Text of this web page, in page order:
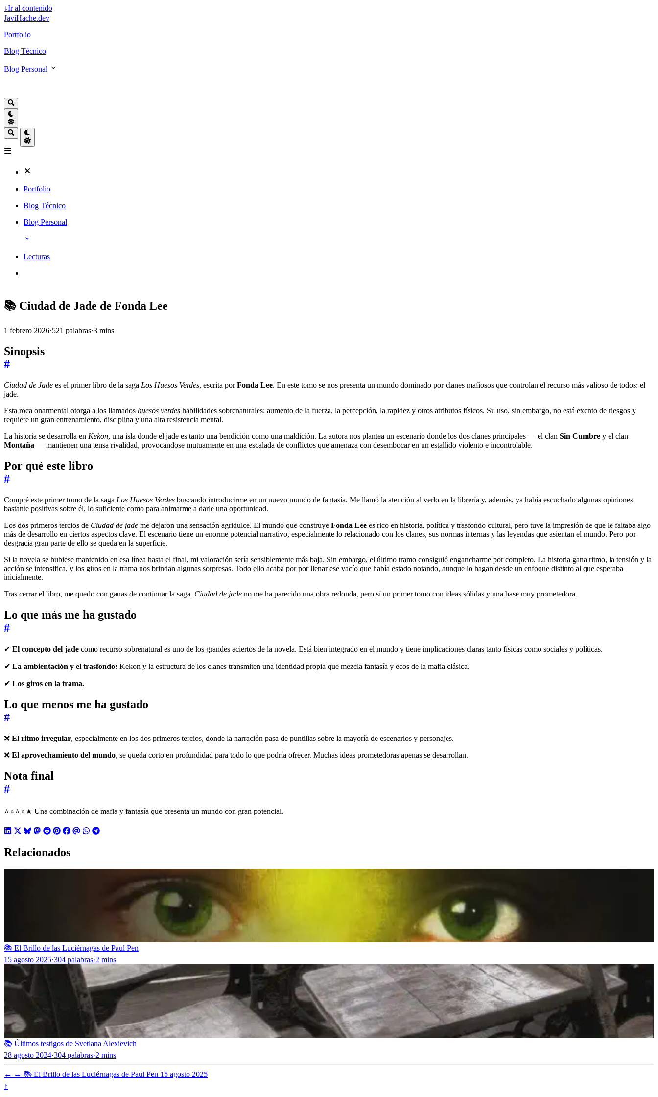
↓Ir al contenido
JaviHache.dev
Portfolio
Blog Técnico
Blog Personal
Portfolio
Blog Técnico
Blog Personal
Lecturas
📚 Ciudad de Jade de Fonda Lee
1 febrero 2026·521 palabras·3 mins
Sinopsis
#
Ciudad de Jade es el primer libro de la saga Los Huesos Verdes, escrita porFonda Lee. En este tomo se nos presenta un mundo dominado por clanes mafiosos que controlan el recurso más valioso de todos: el
jade.
Esta roca onarmental otorga a los llamados huesos verdes habilidades sobrenaturales: aumento de la fuerza, la percepción, la rapidez y otros atributos físicos. Su uso, sin embargo, no está exento de riesgos y
requiere un gran entrenamiento, disciplina y una alta resistencia mental.
La historia se desarrolla en Kekon, una isla donde el jade es tanto una bendición como una maldición. La autora nos plantea un escenario donde los dos clanes principales — el clan Sin Cumbre y el clan
Montaña — mantienen una tensa rivalidad, provocándose mutuamente en una escalada de conflictos que amenaza con desembocar en un estallido violento e incontrolable.
Por qué este libro
#
Compré este primer tomo de la saga Los Huesos Verdes buscando introducirme en un nuevo mundo de fantasía. Me llamó la atención al verlo en la librería y, además, ya había escuchado algunas opiniones
bastante positivas sobre él, lo suficiente como para animarme a darle una oportunidad.
Los dos primeros tercios de Ciudad de jade me dejaron una sensación agridulce. El mundo que construye Fonda Lee es rico en historia, política y trasfondo cultural, pero tuve la impresión de que le faltaba algo
más de desarrollo en ciertos aspectos clave. El escenario tiene un enorme potencial narrativo, especialmente lo relacionado con los clanes, sus normas internas y las leyendas que asientan el mundo. Pero por
desgracia gran parte de ello se queda en la superficie.
Si la novela se hubiese mantenido en esa línea hasta el final, mi valoración sería sensiblemente más baja. Sin embargo, el último tramo consiguió engancharme por completo. La historia gana ritmo, la tensión y la
acción se intensifica, y los giros en la trama nos brindan algunas sorpresas. Todo ello acaba por por llenar ese vacío que había estado notando, aunque lo hagan desde un enfoque distinto al que esperaba
inicialmente.
Tras cerrar el libro, me quedo con ganas de continuar la saga. Ciudad de jade no me ha parecido una obra redonda, pero sí un primer tomo con ideas sólidas y una base muy prometedora.
Lo que más me ha gustado
#
✔ El concepto del jade como recurso sobrenatural es uno de los grandes aciertos de la novela. Está bien integrado en el mundo y tiene implicaciones claras tanto físicas como sociales y políticas.
✔ La ambientación y el trasfondo: Kekon y la estructura de los clanes transmiten una identidad propia que mezcla fantasía y ecos de la mafia clásica.
✔ Los giros en la trama.
Lo que menos me ha gustado
#
❌ El ritmo irregular, especialmente en los dos primeros tercios, donde la narración pasa de puntillas sobre la mayoría de escenarios y personajes.
❌ El aprovechamiento del mundo, se queda corto en profundidad para todo lo que podría ofrecer. Muchas ideas prometedoras apenas se desarrollan.
Nota final
#
⭐⭐⭐⭐★ Una combinación de mafia y fantasía que presenta un mundo con gran potencial.
Relacionados
📚 El Brillo de las Luciérnagas de Paul Pen
15 agosto 2025·304 palabras·2 mins
📚 Últimos testigos de Svetlana Alexievich
28 agosto 2024·304 palabras·2 mins
← → 📚 El Brillo de las Luciérnagas de Paul Pen 15 agosto 2025
↑